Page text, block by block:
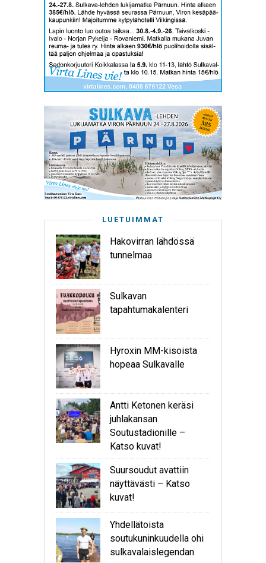
LUETUIMMAT
Hakovirran lähdössä
tunnelmaa
Sulkavan
tapahtumakalenteri
Hyroxin MM-kisoista
hopeaa Sulkavalle
Antti Ketonen keräsi
juhlakansan
Soutustadionille –
Katso kuvat!
Suursoudut avattiin
näyttävästi – Katso
kuvat!
Yhdellätoista
soutukuninkuudella ohi
sulkavalaislegendan